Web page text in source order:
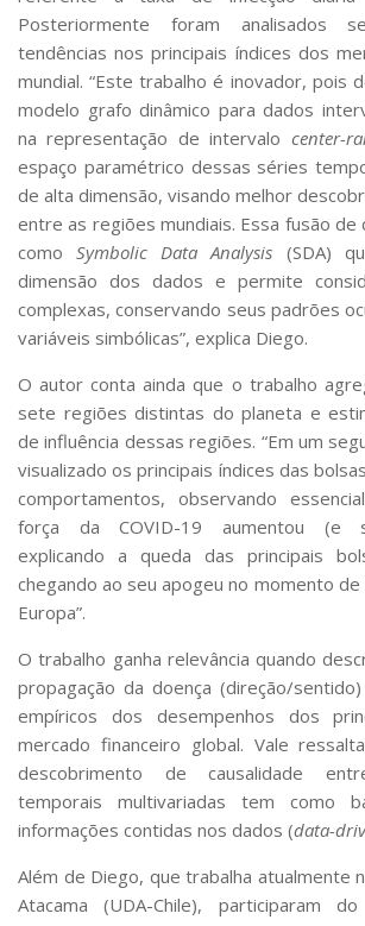
Outros serviços
Comunicação
Assessorias e Mídias
Aplicativos e Sites
Jornal da USP
Agenda de Eventos
Defesa de Teses
Posteriormente foram analisados
tendências nos principais índices dos
mundial. “Este trabalho é inovador, pois
modelo grafo dinâmico para dados
na representação de intervalo center-
espaço paramétrico dessas séries
de alta dimensão, visando melhor
entre as regiões mundiais. Essa fusão de
comoSymbolic Data Analysis (SDA)
dimensão dos dados e permite
complexas, conservando seus padrões
variáveis simbólicas”, explica Diego.
O autor conta ainda que o trabalho
sete regiões distintas do planeta e
de influência dessas regiões. “Em um
visualizado os principais índices das
comportamentos, observando
força da COVID-19 aumentou (e
explicando a queda das principais
chegando ao seu apogeu no momento de
Europa”.
O trabalho ganha relevância quando
propagação da doença (direção/
empíricos dos desempenhos dos
mercado financeiro global. Vale
descobrimento de causalidade
temporais multivariadas tem como
informações contidas nos dados (data-
Além de Diego, que trabalha atualmente
Atacama (UDA-Chile), participaram